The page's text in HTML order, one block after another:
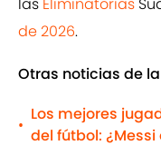
de 2026.
Otras noticias de
•
Los mejores
del fútbol: